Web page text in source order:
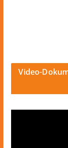
Video-